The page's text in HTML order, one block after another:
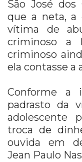
São José
que a neta, a
vítima de
criminoso a
criminoso
ela contasse a
Conforme a
padrasto da
adolescente
troca de
ouvida em
Jean Paulo